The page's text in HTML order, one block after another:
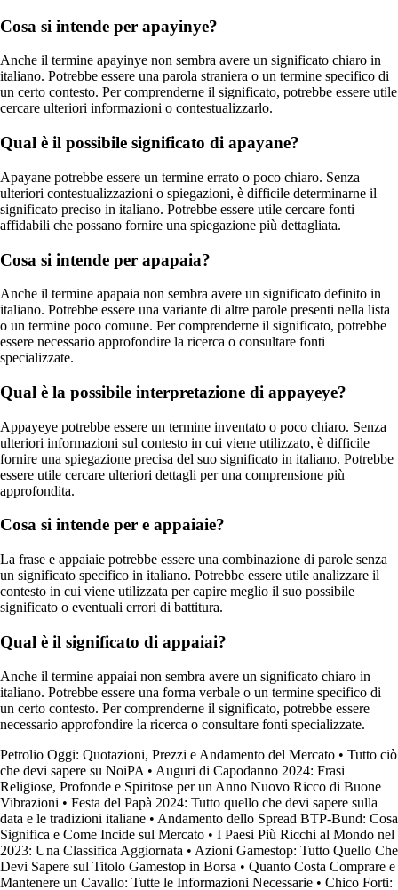
Cosa si intende per apayinye?
Anche il termine apayinye non sembra avere un significato chiaro in
italiano. Potrebbe essere una parola straniera o un termine specifico di
un certo contesto. Per comprenderne il significato, potrebbe essere utile
cercare ulteriori informazioni o contestualizzarlo.
Qual è il possibile significato di apayane?
Apayane potrebbe essere un termine errato o poco chiaro. Senza
ulteriori contestualizzazioni o spiegazioni, è difficile determinarne il
significato preciso in italiano. Potrebbe essere utile cercare fonti
affidabili che possano fornire una spiegazione più dettagliata.
Cosa si intende per apapaia?
Anche il termine apapaia non sembra avere un significato definito in
italiano. Potrebbe essere una variante di altre parole presenti nella lista
o un termine poco comune. Per comprenderne il significato, potrebbe
essere necessario approfondire la ricerca o consultare fonti
specializzate.
Qual è la possibile interpretazione di appayeye?
Appayeye potrebbe essere un termine inventato o poco chiaro. Senza
ulteriori informazioni sul contesto in cui viene utilizzato, è difficile
fornire una spiegazione precisa del suo significato in italiano. Potrebbe
essere utile cercare ulteriori dettagli per una comprensione più
approfondita.
Cosa si intende per e appaiaie?
La frase e appaiaie potrebbe essere una combinazione di parole senza
un significato specifico in italiano. Potrebbe essere utile analizzare il
contesto in cui viene utilizzata per capire meglio il suo possibile
significato o eventuali errori di battitura.
Qual è il significato di appaiai?
Anche il termine appaiai non sembra avere un significato chiaro in
italiano. Potrebbe essere una forma verbale o un termine specifico di
un certo contesto. Per comprenderne il significato, potrebbe essere
necessario approfondire la ricerca o consultare fonti specializzate.
Petrolio Oggi: Quotazioni, Prezzi e Andamento del Mercato • Tutto ciò
che devi sapere su NoiPA • Auguri di Capodanno 2024: Frasi
Religiose, Profonde e Spiritose per un Anno Nuovo Ricco di Buone
Vibrazioni • Festa del Papà 2024: Tutto quello che devi sapere sulla
data e le tradizioni italiane • Andamento dello Spread BTP-Bund: Cosa
Significa e Come Incide sul Mercato • I Paesi Più Ricchi al Mondo nel
2023: Una Classifica Aggiornata • Azioni Gamestop: Tutto Quello Che
Devi Sapere sul Titolo Gamestop in Borsa • Quanto Costa Comprare e
Mantenere un Cavallo: Tutte le Informazioni Necessarie • Chico Forti: